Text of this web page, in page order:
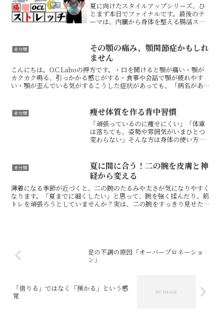
夏に向けたスタイルアップシリーズ、ひ
とまず本日でファイナルです。最後のテ
ーマは、内臓から身体を整える腸活スト
調は、腸の働きだけでなく、骨盤や股関
節、自律神経の乱れとも関...
未分類
その顎の痛み、顎関節症かもしれ
ません
こんにちは。O.C.Laboの押方です。・口を開けると顎が痛い・顎が
カクカク鳴る、引っかかる感じがする・食事や会話で顎が疲れやす
い・顎が歪んでいる気がするこうした症状があっても、「病名がある
未分類 痩せ体質を作る背中習慣
「頑張っているのに痩せにくい」「体重
は落ちても、姿勢や雰囲気がいまひとつ
変わらない」そんな方は身体の使い方を
る、肩甲骨の間にある菱形筋のOCL式ト
レーニングです。菱形筋...
未分類
夏に間に合う！二の腕を皮膚と神
経から変える
薄着になる季節が近づくと、二の腕のたるみや太さが気になりやすく
なります。「夏までに細くしたい」と思って、腕を強く揉んだり、筋
トレを頑張ろうとしていませんか？実は、二の腕をすっきり見せたい
足の不調の原因「オーバープロネーショ
ン」
「借りる」ではなく「預かる」という感
覚